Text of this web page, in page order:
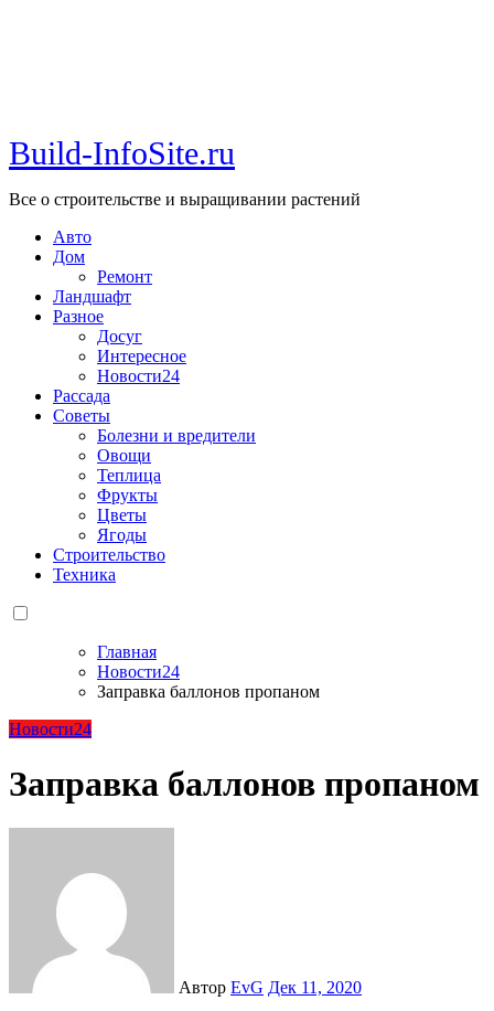
Build-InfoSite.ru
Все о строительстве и выращивании растений
Авто
Дом
Ремонт
Ландшафт
Разное
Досуг
Интересное
Новости24
Рассада
Советы
Болезни и вредители
Овощи
Теплица
Фрукты
Цветы
Ягоды
Строительство
Техника
Главная
Новости24
Заправка баллонов пропаном
Новости24
Заправка баллонов пропаном
Автор EvG Дек 11, 2020